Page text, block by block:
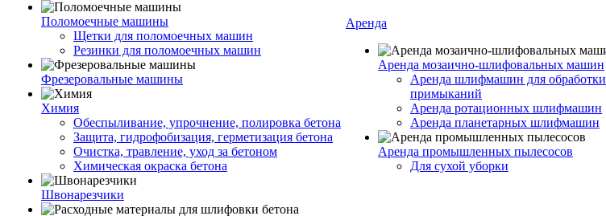
Поломоечные машины
Щетки для поломоечных машин
Резинки для поломоечных машин
Фрезеровальные машины
Химия
Обеспыливание, упрочнение, полировка бетона
Защита, гидрофобизация, герметизация бетона
Очистка, травление, уход за бетоном
Химическая окраска бетона
Швонарезчики
Аренда
Аренда мозаично-шлифовальных машин
Аренда шлифмашин для обработки
примыканий
Аренда ротационных шлифмашин
Аренда планетарных шлифмашин
Аренда промышленных пылесосов
Для сухой уборки